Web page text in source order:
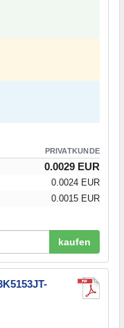
PRIVATKUNDE
0.0029 EUR
0.0024 EUR
0.0015 EUR
kaufen